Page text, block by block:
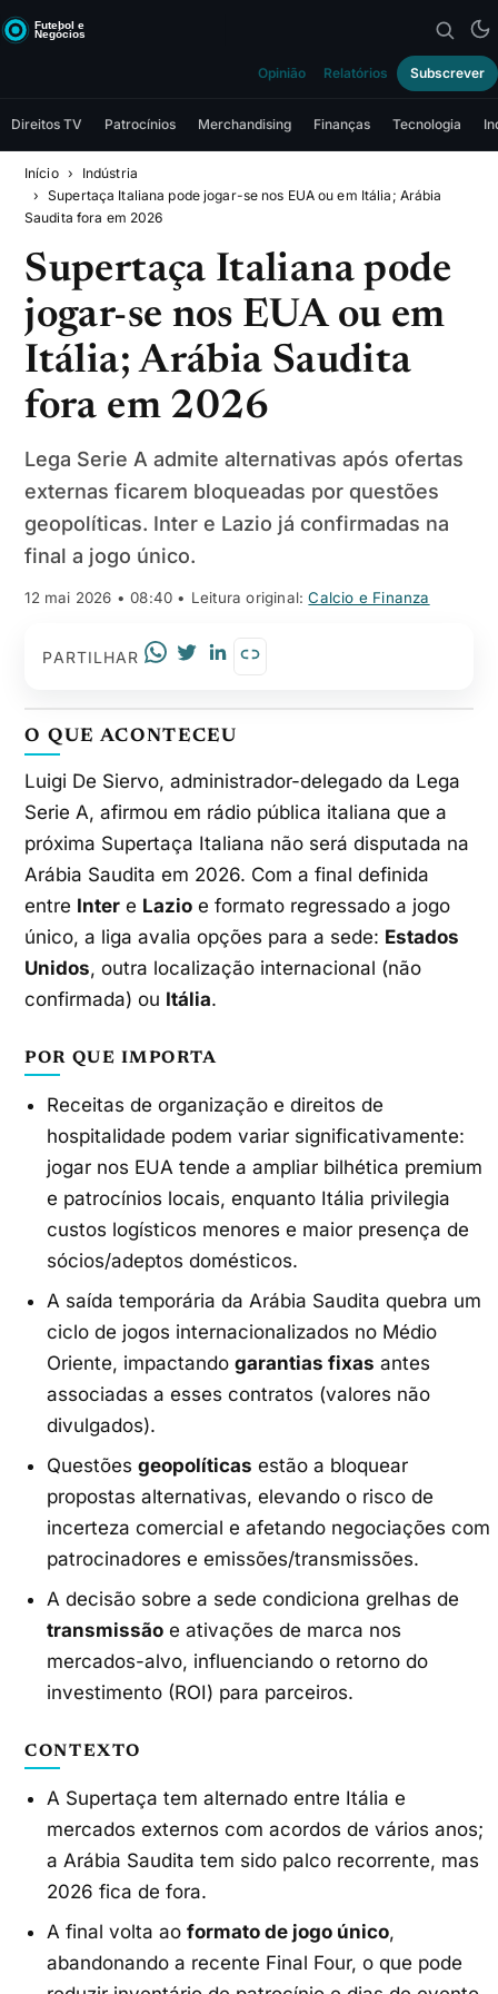
Opinião Relatórios Subscrever
Direitos TV Patrocínios Merchandising Finanças Tecnologia
Início
Indústria
Supertaça Italiana pode jogar-se nos EUA ou em Itália; Arábia
Saudita fora em 2026
Supertaça Italiana pode
jogar-se nos EUA ou em
Itália; Arábia Saudita
fora em 2026
Lega Serie A admite alternativas após ofertas
externas ficarem bloqueadas por questões
geopolíticas. Inter e Lazio já confirmadas na
final a jogo único.
12 mai 2026 • 08:40 • Leitura original:Calcio e Finanza
PARTILHAR
O QUE ACONTECEU
Luigi De Siervo, administrador-delegado da Lega
Serie A, afirmou em rádio pública italiana que a
próxima Supertaça Italiana não será disputada na
Arábia Saudita em 2026. Com a final definida
entre Inter e Lazio e formato regressado a jogo
único, a liga avalia opções para a sede: Estados
Unidos, outra localização internacional (não
confirmada) ou Itália.
POR QUE IMPORTA
Receitas de organização e direitos de
hospitalidade podem variar significativamente:
jogar nos EUA tende a ampliar bilhética premium
e patrocínios locais, enquanto Itália privilegia
custos logísticos menores e maior presença de
sócios/adeptos domésticos.
A saída temporária da Arábia Saudita quebra um
ciclo de jogos internacionalizados no Médio
Oriente, impactandogarantias fixas antes
associadas a esses contratos (valores não
divulgados).
Questõesgeopolíticas estão a bloquear
propostas alternativas, elevando o risco de
incerteza comercial e afetando negociações com
patrocinadores e emissões/transmissões.
A decisão sobre a sede condiciona grelhas de
transmissão e ativações de marca nos
mercados-alvo, influenciando o retorno do
investimento (ROI) para parceiros.
CONTEXTO
A Supertaça tem alternado entre Itália e
mercados externos com acordos de vários anos;
a Arábia Saudita tem sido palco recorrente, mas
2026 fica de fora.
A final volta aoformato de jogo único,
abandonando a recente Final Four, o que pode